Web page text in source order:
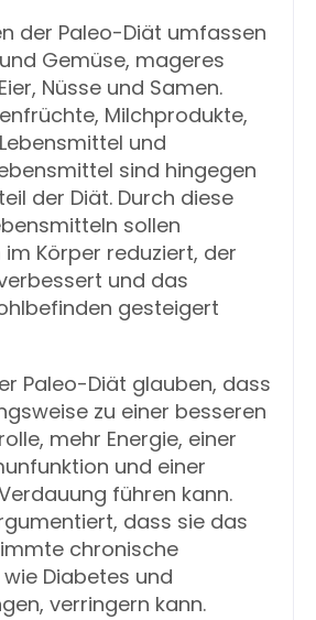
der Paleo-Diät umfassen
Gemüse, mageres
Nüsse und Samen.
Milchprodukte,
und
sind hingegen
der Diät. Durch diese
sollen
im Körper reduziert, der
und das
gesteigert
Paleo-Diät glauben, dass
zu einer besseren
mehr Energie, einer
und einer
führen kann.
dass sie das
chronische
wie Diabetes und
verringern kann.